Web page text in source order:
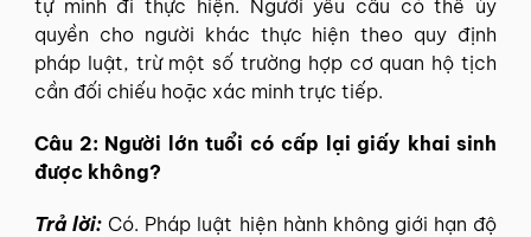
tự mình đi thực hiện. Người yêu cầu có thể ủy
quyền cho người khác thực hiện theo quy định
pháp luật, trừ một số trường hợp cơ quan hộ tịch
cần đối chiếu hoặc xác minh trực tiếp.
Câu 2: Người lớn tuổi có cấp lại giấy khai sinh
được không?
Trả lời: Có. Pháp luật hiện hành không giới hạn độ